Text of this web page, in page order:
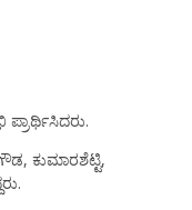
ಕುಮಾರಶೆಟ್ಟಿ,